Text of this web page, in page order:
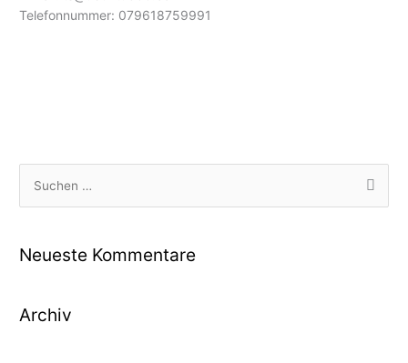
Telefonnummer: 079618759991
h
n
Neueste Kommentare
Archiv